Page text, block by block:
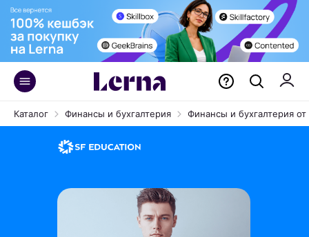
Каталог Финансы и бухгалтерия Финансы и бухгалтерия